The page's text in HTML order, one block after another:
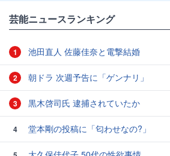
芸能ニュースランキング
1 池田直人 佐藤佳奈と電撃結婚
2 朝ドラ 次週予告に「ゲンナリ」
3 黒木啓司氏 逮捕されていたか
4 堂本剛の投稿に「匂わせなの?」